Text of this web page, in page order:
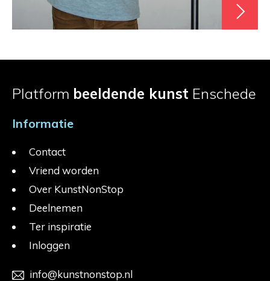
Platform beeldende kunst Enschede
Informatie
Contact
Vriend worden
Over KunstNonStop
Deelnemen
Ter inspiratie
Inloggen
info@kunstnonstop.nl